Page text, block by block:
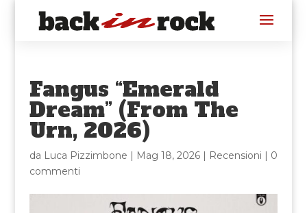
Fangus “Emerald
Dream” (From The
Urn, 2026)
da Luca Pizzimbone | Mag 18, 2026| Recensioni | 0
commenti